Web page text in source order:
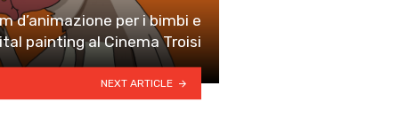
d’animazione per i bimbi e
painting al Cinema Troisi
NEXT ARTICLE